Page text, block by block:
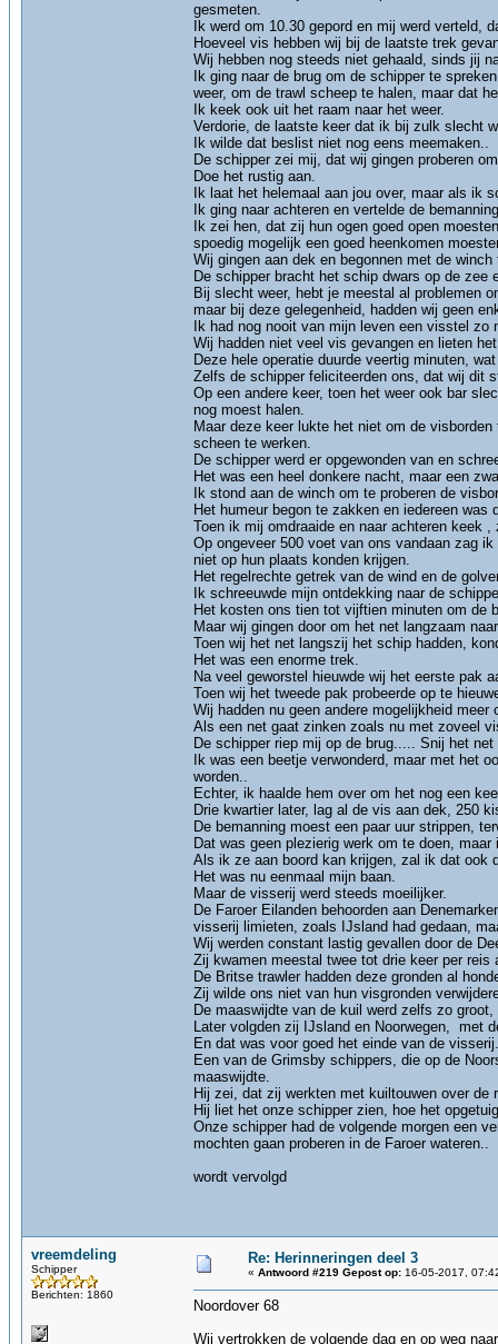
gesmeten.
Ik werd om 10.30 gepord en mij werd verteld,
Hoeveel vis hebben wij bij de laatste trek
Wij hebben nog steeds niet gehaald, sinds jij
Ik ging naar de brug om de schipper te
weer, om de trawl scheep te halen, maar dat
Ik keek ook uit het raam naar het weer.
Verdorie, de laatste keer dat ik bij zulk slecht
Ik wilde dat beslist niet nog eens meemaken..
De schipper zei mij, dat wij gingen proberen
Doe het rustig aan.
Ik laat het helemaal aan jou over, maar als ik
Ik ging naar achteren en vertelde de
Ik zei hen, dat zij hun ogen goed open
spoedig mogelijk een goed heenkomen
Wij gingen aan dek en begonnen met de
De schipper bracht het schip dwars op de zee
Bij slecht weer, hebt je meestal al problemen
maar bij deze gelegenheid, hadden wij geen
Ik had nog nooit van mijn leven een visstel
Wij hadden niet veel vis gevangen en lieten
Deze hele operatie duurde veertig minuten,
Zelfs de schipper feliciteerden ons, dat wij dit
Op een andere keer, toen het weer ook bar
nog moest halen.
Maar deze keer lukte het niet om de
scheen te werken.
De schipper werd er opgewonden van en
Het was een heel donkere nacht, maar een
Ik stond aan de winch om te proberen de
Het humeur begon te zakken en iedereen was
Toen ik mij omdraaide en naar achteren keek
Op ongeveer 500 voet van ons vandaan zag
niet op hun plaats konden krijgen.
Het regelrechte getrek van de wind en de
Ik schreeuwde mijn ontdekking naar de
Het kosten ons tien tot vijftien minuten om de
Maar wij gingen door om het net langzaam
Toen wij het net langszij het schip hadden,
Het was een enorme trek.
Na veel geworstel hieuwde wij het eerste pak
Toen wij het tweede pak probeerde op te
Wij hadden nu geen andere mogelijkheid
Als een net gaat zinken zoals nu met zoveel
De schipper riep mij op de brug..... Snij het
Ik was een beetje verwonderd, maar met het
worden..
Echter, ik haalde hem over om het nog een
Drie kwartier later, lag al de vis aan dek, 250
De bemanning moest een paar uur strippen,
Dat was geen plezierig werk om te doen,
Als ik ze aan boord kan krijgen, zal ik dat ook
Het was nu eenmaal mijn baan.
Maar de visserij werd steeds moeilijker.
De Faroer Eilanden behoorden aan
visserij limieten, zoals IJsland had gedaan,
Wij werden constant lastig gevallen door de
Zij kwamen meestal twee tot drie keer per reis
De Britse trawler hadden deze gronden al
Zij wilde ons niet van hun visgronden
De maaswijdte van de kuil werd zelfs zo
Later volgden zij IJsland en Noorwegen, met
En dat was voor goed het einde van de
Een van de Grimsby schippers, die op de
maaswijdte.
Hij zei, dat zij werkten met kuiltouwen over de
Hij liet het onze schipper zien, hoe het
Onze schipper had de volgende morgen een
mochten gaan proberen in de Faroer wateren..
wordt vervolgd
vreemdeling
Schipper
Berichten: 1860
Re: Herinneringen deel 3
« Antwoord #219 Gepost op: 16-05-2017,
Noordover 68
Wij vertrokken de volgende dag en op weg